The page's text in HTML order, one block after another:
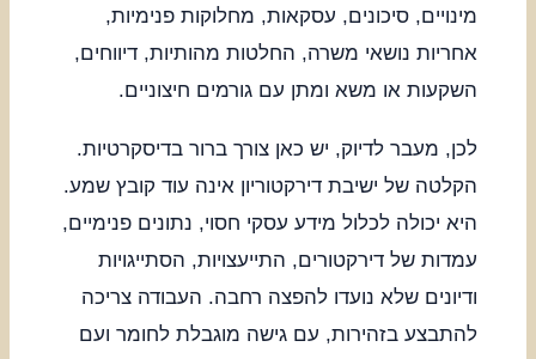
מינויים, סיכונים, עסקאות, מחלוקות פנימיות,
אחריות נושאי משרה, החלטות מהותיות, דיווחים,
השקעות או משא ומתן עם גורמים חיצוניים.
לכן, מעבר לדיוק, יש כאן צורך ברור בדיסקרטיות.
הקלטה של ישיבת דירקטוריון אינה עוד קובץ שמע.
היא יכולה לכלול מידע עסקי חסוי, נתונים פנימיים,
עמדות של דירקטורים, התייעצויות, הסתייגויות
ודיונים שלא נועדו להפצה רחבה. העבודה צריכה
להתבצע בזהירות, עם גישה מוגבלת לחומר ועם